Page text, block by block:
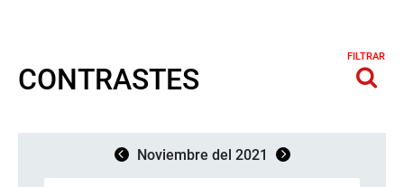
CONTRASTES
FILTRAR
Noviembre del 2021